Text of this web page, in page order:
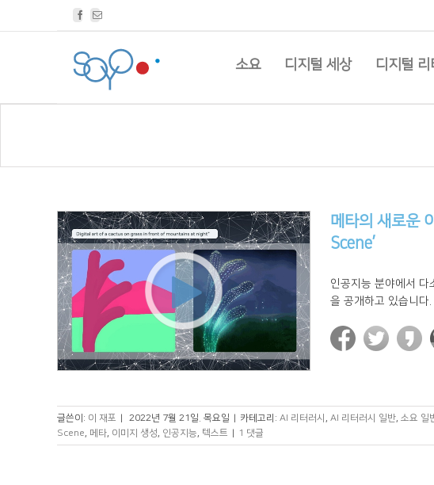
Facebook
소요 디지털 세상 디지털 리
메타의 새로운
Scene’
인공지능 분야에서 다
을 공개하고 있습니다.
글쓴이: 이 재포 2022년 7월 21일. 목요일 카테고리: AI 리터러시 , AI 리터러시 일반, 소요 일
Scene, 메타, 이미지 생성, 인공지능, 텍스트 1 댓글